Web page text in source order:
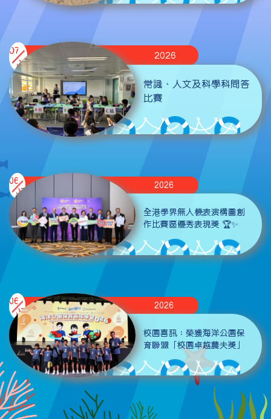
2026
常識、人文及科學科問答
比賽
07
07
2026
全港學界無人機表演構圖創
作比賽區優秀表現獎 🏆✨
06
07
2026
校園喜訊：榮獲海洋公園保
育聯盟「校園卓越農夫獎」
06
07